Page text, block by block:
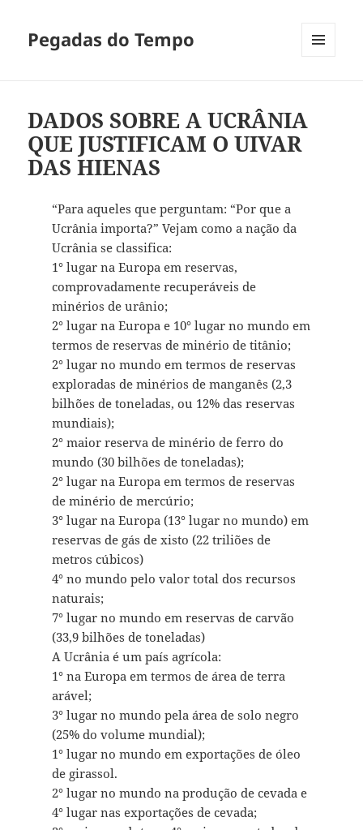
Pegadas do Tempo
DADOS SOBRE A UCRÂNIA
QUE JUSTIFICAM O UIVAR
DAS HIENAS
“Para aqueles que perguntam: “Por que a
Ucrânia importa?” Vejam como a nação da
Ucrânia se classifica:
1° lugar na Europa em reservas,
comprovadamente recuperáveis de
minérios de urânio;
2° lugar na Europa e 10° lugar no mundo em
termos de reservas de minério de titânio;
2° lugar no mundo em termos de reservas
exploradas de minérios de manganês (2,3
bilhões de toneladas, ou 12% das reservas
mundiais);
2° maior reserva de minério de ferro do
mundo (30 bilhões de toneladas);
2° lugar na Europa em termos de reservas
de minério de mercúrio;
3° lugar na Europa (13° lugar no mundo) em
reservas de gás de xisto (22 triliões de
metros cúbicos)
4° no mundo pelo valor total dos recursos
naturais;
7° lugar no mundo em reservas de carvão
(33,9 bilhões de toneladas)
A Ucrânia é um país agrícola:
1° na Europa em termos de área de terra
arável;
3° lugar no mundo pela área de solo negro
(25% do volume mundial);
1° lugar no mundo em exportações de óleo
de girassol.
2° lugar no mundo na produção de cevada e
4° lugar nas exportações de cevada;